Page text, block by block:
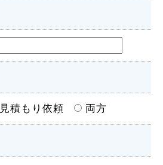
見積もり依頼 両方